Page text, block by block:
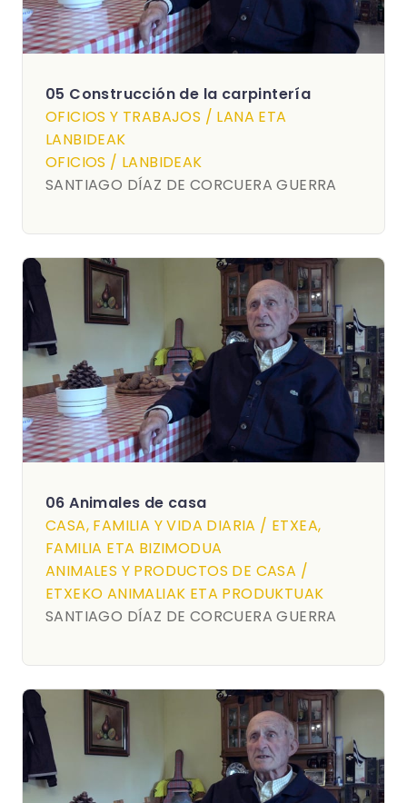
05 Construcción de la carpintería
OFICIOS Y TRABAJOS / LANA ETA
LANBIDEAK
OFICIOS / LANBIDEAK
SANTIAGO DÍAZ DE CORCUERA GUERRA
06 Animales de casa
CASA, FAMILIA Y VIDA DIARIA / ETXEA,
FAMILIA ETA BIZIMODUA
ANIMALES Y PRODUCTOS DE CASA /
ETXEKO ANIMALIAK ETA PRODUKTUAK
SANTIAGO DÍAZ DE CORCUERA GUERRA